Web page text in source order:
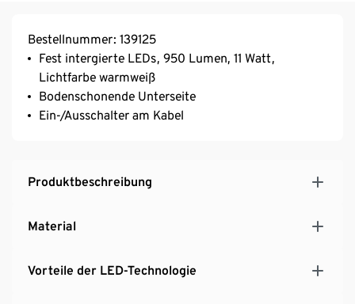
Bestellnummer: 139125
Fest intergierte LEDs, 950 Lumen, 11 Watt,
Lichtfarbe warmweiß
Bodenschonende Unterseite
Ein-/Ausschalter am Kabel
Produktbeschreibung
Material
Vorteile der LED-Technologie